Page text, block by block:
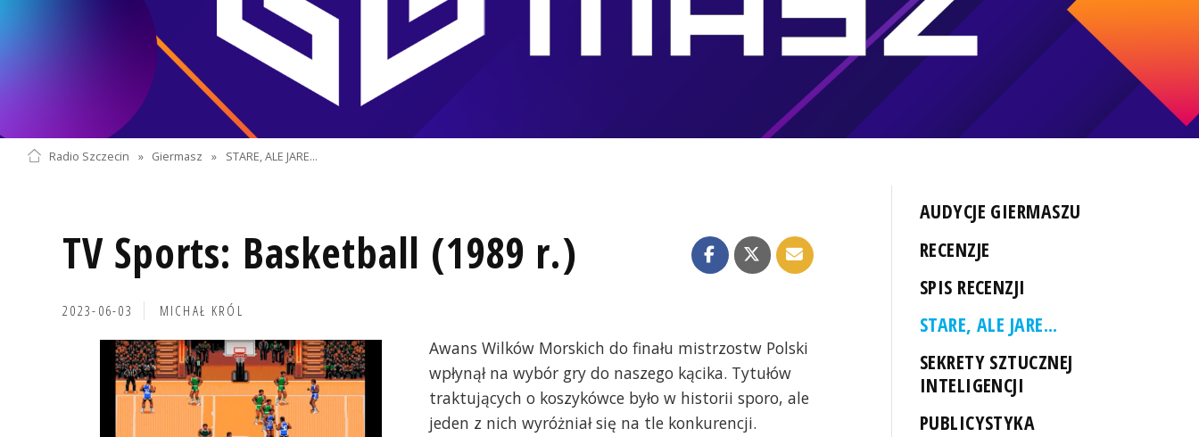
Radio Szczecin » Giermasz » STARE, ALE JARE...
TV Sports: Basketball (1989 r.)
2023-06-03 MICHAŁ KRÓL
Awans Wilków Morskich do finału mistrzostw Polski
wpłynął na wybór gry do naszego kącika. Tytułów
traktujących o koszykówce było w historii sporo, ale
jeden z nich wyróżniał się na tle konkurencji.
AUDYCJE GIERMASZU
RECENZJE
SPIS RECENZJI
STARE, ALE JARE...
SEKRETY SZTUCZNEJ
INTELIGENCJI
PUBLICYSTYKA